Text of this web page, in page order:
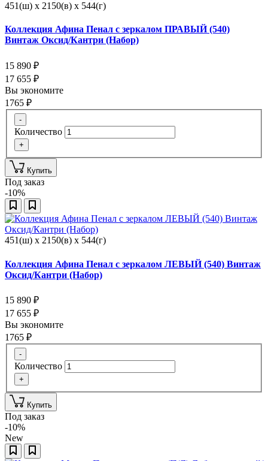
451(ш) x 2150(в) x 544(г)
Коллекция Афина Пенал с зеркалом ПРАВЫЙ (540)
Винтаж Оксид/Кантри (Набор)
15 890 ₽
17 655 ₽
Вы экономите
1765 ₽
-
Количество
+
Купить
Под заказ
-10%
451(ш) x 2150(в) x 544(г)
Коллекция Афина Пенал с зеркалом ЛЕВЫЙ (540) Винтаж
Оксид/Кантри (Набор)
15 890 ₽
17 655 ₽
Вы экономите
1765 ₽
-
Количество
+
Купить
Под заказ
-10%
New